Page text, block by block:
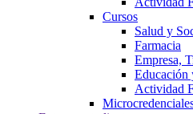
Cursos
Salud y
Farmacia
Empresa,
Educación
Actividad